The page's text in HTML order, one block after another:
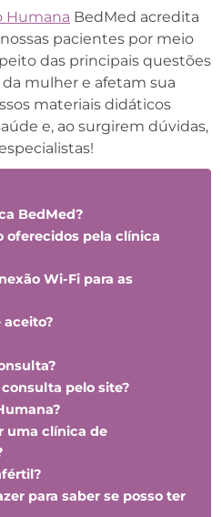
Humana BedMed acredita
pacientes por meio
das principais questões
mulher e afetam sua
materiais didáticos
e, ao surgirem dúvidas,
BedMed?
oferecidos pela clínica
Wi-Fi para as
aceito?
pelo site?
uma clínica de
para saber se posso ter